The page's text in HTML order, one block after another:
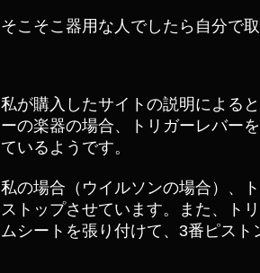
そこそこ器用な人でしたら自分で
私が購入したサイトの説明による
ーの楽器の場合、トリガーレバー
ているようです。
私の場合（ウイルソンの場合）、
ストップさせています。また、ト
ムシートを張り付けて、3番ピス